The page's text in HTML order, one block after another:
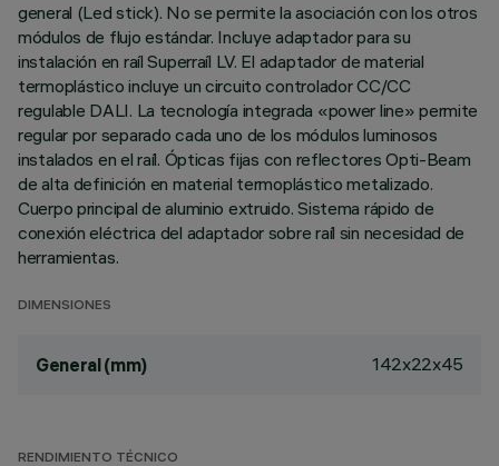
general (Led stick). No se permite la asociación con los otros
módulos de flujo estándar. Incluye adaptador para su
instalación en raíl Superraíl LV. El adaptador de material
termoplástico incluye un circuito controlador CC/CC
regulable DALI. La tecnología integrada «power line» permite
regular por separado cada uno de los módulos luminosos
instalados en el raíl. Ópticas fijas con reflectores Opti-Beam
de alta definición en material termoplástico metalizado.
Cuerpo principal de aluminio extruido. Sistema rápido de
conexión eléctrica del adaptador sobre raíl sin necesidad de
herramientas.
DIMENSIONES
General (mm) 142x22x45
RENDIMIENTO TÉCNICO